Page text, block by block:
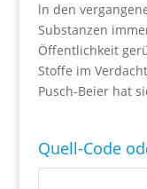
ln den
Substanzen
Öffentlichkeit
Stoffe im
Pusch-Beier hat
Quell-Code